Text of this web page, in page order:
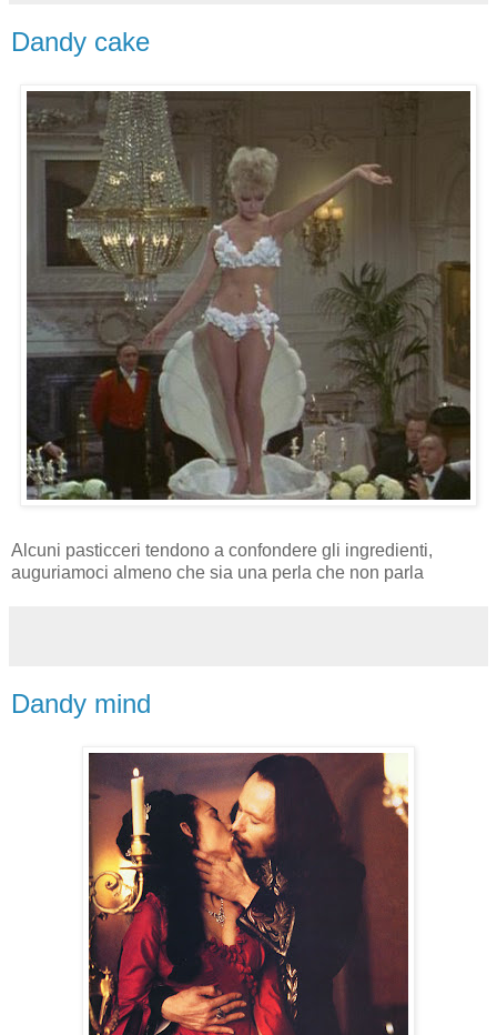
Dandy cake
Alcuni pasticceri tendono a confondere gli ingredienti,
auguriamoci almeno che sia una perla che non parla
Dandy mind